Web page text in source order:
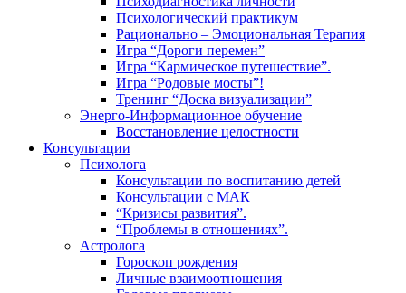
Психологический практикум
Рационально – Эмоциональная Терапия
Игра “Дороги перемен”
Игра “Кармическое путешествие”.
Игра “Родовые мосты”!
Тренинг “Доска визуализации”
Энерго-Информационное обучение
Восстановление целостности
Консультации
Психолога
Консультации по воспитанию детей
Консультации с МАК
“Кризисы развития”.
“Проблемы в отношениях”.
Астролога
Гороскоп рождения
Личные взаимоотношения